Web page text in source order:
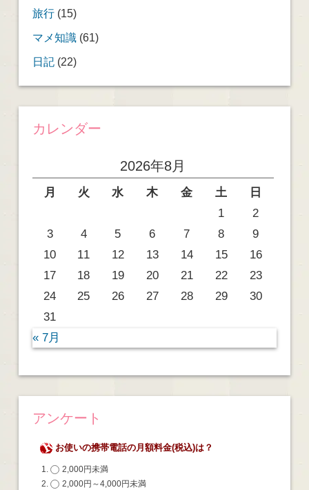
旅行(15)
マメ知識(61)
日記(22)
カレンダー
2026年8月
月 火 水 木 金 土
日
1
2
3
4 5 6 7 8
9
10
11 12 13 14 15
16
17
18 19 20 21 22
23
24
25 26 27 28 29
30
31
« 7月
アンケート
お使いの携帯電話の月額料金(税込)は？
2,000円未満
2,000円～4,000円未満